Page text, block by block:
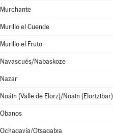
Murchante
Murillo el Cuende
Murillo el Fruto
Navascués/Nabaskoze
Nazar
Noáin (Valle de Elorz)/Noain (Elortzibar)
Obanos
Ochagavía/Otsagabia